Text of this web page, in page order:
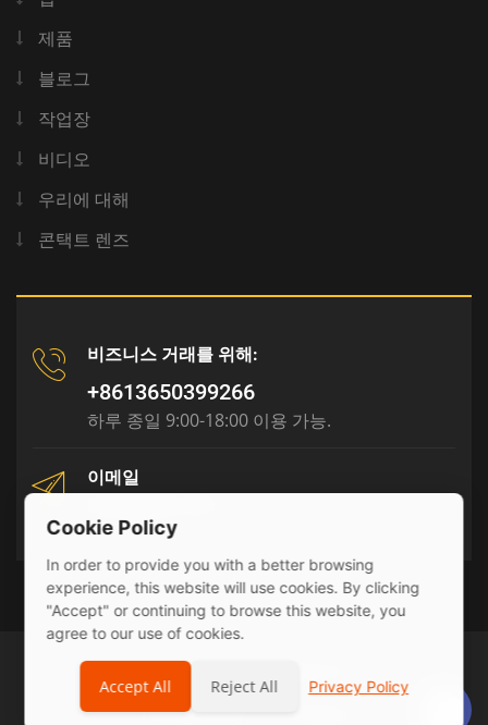
제품
블로그
작업장
비디오
우리에 대해
콘택트 렌즈
비즈니스 거래를 위해:
+8613650399266
하루 종일 9:00-18:00 이용 가능.
이메일
© 2026 Julyr Industrial Ltd
Privacy Policy
Cookie Policy
In order to provide you with a better browsing
experience, this website will use cookies. By clicking
"Accept" or continuing to browse this website, you
agree to our use of cookies.
Accept All Reject All Privacy Policy